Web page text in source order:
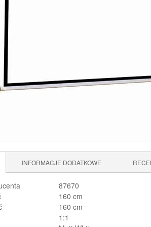
INFORMACJE DODATKOWE
87670
160 cm
160 cm
1:1